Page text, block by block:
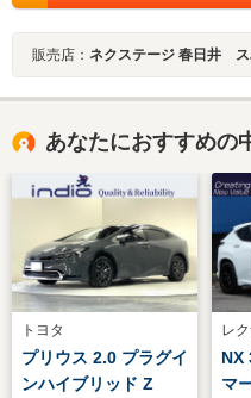
販売店： ネクステージ 春日井 ス
あなたにおすすめの
トヨタ
プリウス 2.0 プラグイ
ンハイブリッド Z
レ
NX
マ